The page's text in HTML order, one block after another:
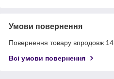
Умови повернення
Повернення товару впродовж 14
Всі умови повернення